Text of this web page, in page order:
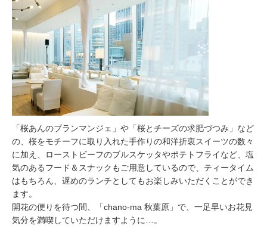
「桜あんのブランマンジェ」や「桜とチーズの求肥づつみ」など
の、桜をモチーフに取り入れた手作りの和洋折衷スイーツの数々
に加え、ローストビーフのブルスケッタやポテトフライなど、塩
気のあるフード＆スナックもご用意しているので、ティータイム
はもちろん、遅めのランチとしてもお楽しみいただくことができ
ます。
開花の便りを待つ間、「chano-ma 秋葉原」で、一足早いお花見
気分を満喫していただけますように…。